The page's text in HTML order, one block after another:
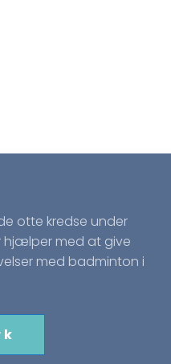
otte kredse under
hjælper med at give
med badminton i